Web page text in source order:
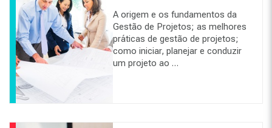
A origem e os fundamentos da
Gestão de Projetos; as melhores
práticas de gestão de projetos;
como iniciar, planejar e conduzir
um projeto ao …